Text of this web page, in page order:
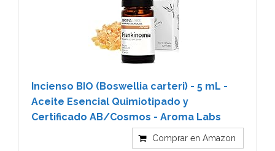
Incienso BIO (Boswellia carteri) - 5 mL -
Aceite Esencial Quimiotipado y
Certificado AB/Cosmos - Aroma Labs
Comprar en Amazon